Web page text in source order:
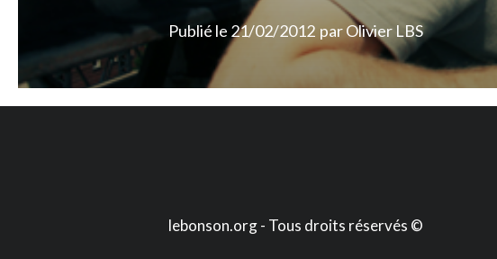
Publié le 21/02/2012 parOlivier LBS
lebonson.org - Tous droits réservés ©